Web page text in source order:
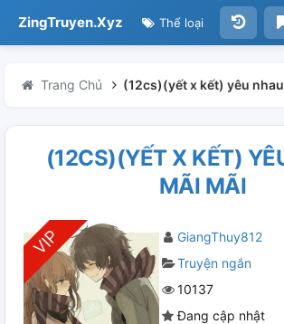
ZingTruyen.Xyz Thể loại
Trang Chủ (12cs)(yết x kết) yêu
(12CS)(YẾT X KẾT)
MÃI MÃI
GiangThuy812
Truyện ngắn
10137
Đang cập nhật